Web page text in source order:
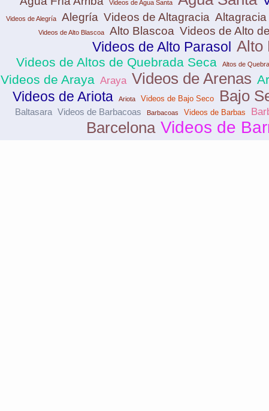
Videos de Agua Santa
Videos de Alegría Alegría Videos de Altagracia Altagracia
Videos de Alto Blascoa Alto Blascoa Videos de Alto
Videos de Alto Parasol Alto
Videos de Altos de Quebrada Seca Altos de
Videos de Araya Araya Videos de Arenas
Videos de Ariota Ariota Videos de Bajo Seco Bajo
Baltasara Videos de Barbacoas Barbacoas Videos de Barbas
Barcelona Videos de